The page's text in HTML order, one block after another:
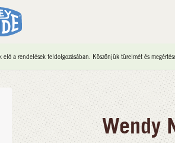
a rendelések feldolgozásában. Köszönjük türelmét és
Wendy